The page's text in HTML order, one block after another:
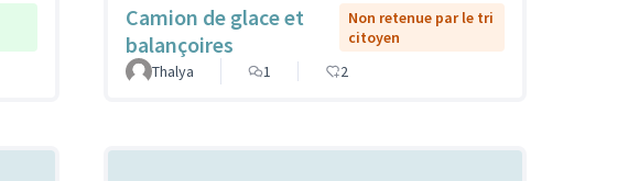
Camion de glace et
balançoires
Non retenue par le tri
citoyen
Thalya
1 2